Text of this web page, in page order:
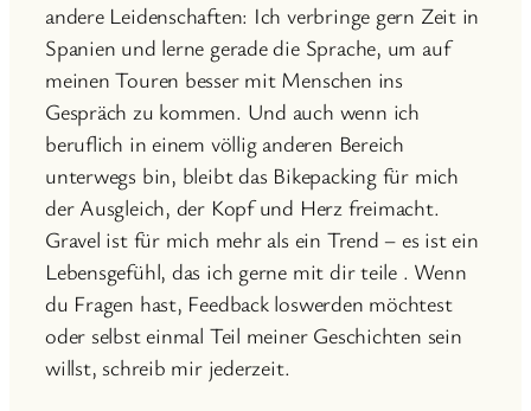
andere Leidenschaften: Ich verbringe gern Zeit in
Spanien und lerne gerade die Sprache, um auf
meinen Touren besser mit Menschen ins
Gespräch zu kommen. Und auch wenn ich
beruflich in einem völlig anderen Bereich
unterwegs bin, bleibt das Bikepacking für mich
der Ausgleich, der Kopf und Herz freimacht.
Gravel ist für mich mehr als ein Trend – es ist ein
Lebensgefühl, das ich gerne mit dir teile . Wenn
du Fragen hast, Feedback loswerden möchtest
oder selbst einmal Teil meiner Geschichten sein
willst, schreib mir jederzeit.